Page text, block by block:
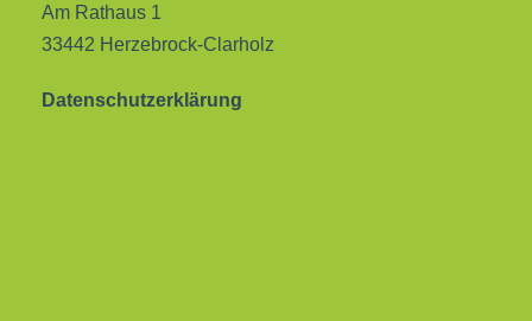
Am Rathaus 1
33442 Herzebrock-Clarholz
Datenschutzerklärung